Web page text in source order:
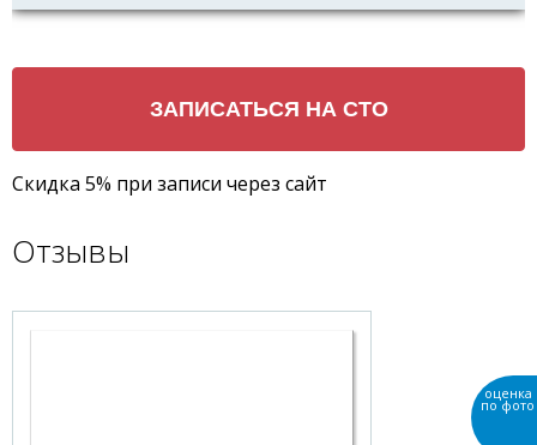
Скидка 5% при записи через сайт
Отзывы